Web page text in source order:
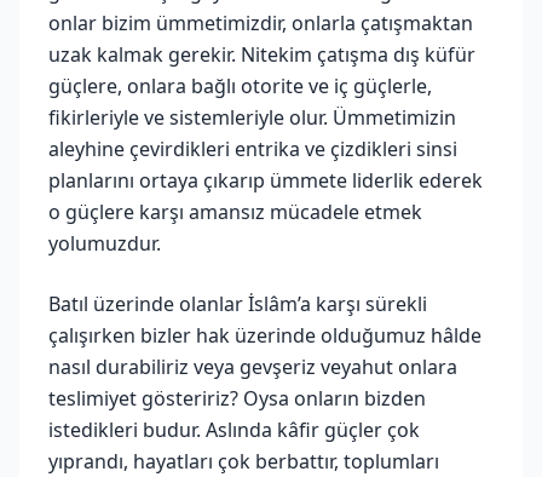
onlar bizim ümmetimizdir, onlarla çatışmaktan
uzak kalmak gerekir. Nitekim çatışma dış küfür
güçlere, onlara bağlı otorite ve iç güçlerle,
fikirleriyle ve sistemleriyle olur. Ümmetimizin
aleyhine çevirdikleri entrika ve çizdikleri sinsi
planlarını ortaya çıkarıp ümmete liderlik ederek
o güçlere karşı amansız mücadele etmek
yolumuzdur.
Batıl üzerinde olanlar İslâm’a karşı sürekli
çalışırken bizler hak üzerinde olduğumuz hâlde
nasıl durabiliriz veya gevşeriz veyahut onlara
teslimiyet gösteririz? Oysa onların bizden
istedikleri budur. Aslında kâfir güçler çok
yıprandı, hayatları çok berbattır, toplumları